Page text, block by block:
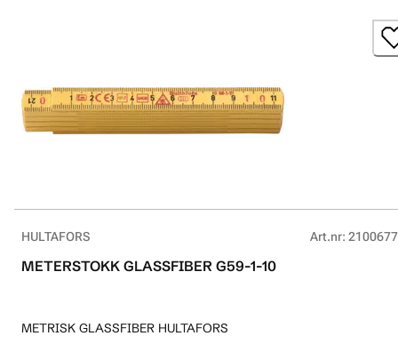
HULTAFORS Art.nr:
METERSTOKK GLASSFIBER G59-1-10
METRISK GLASSFIBER HULTAFORS